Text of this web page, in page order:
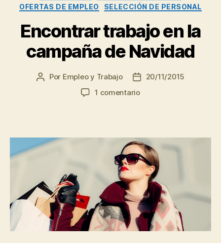
OFERTAS DE EMPLEO
SELECCIÓN DE PERSONAL
Encontrar trabajo en la
campaña de Navidad
Autor
Por Empleo y Trabajo
Fecha20/11/2015
1 comentarioen
la
campaña
de
Navidad